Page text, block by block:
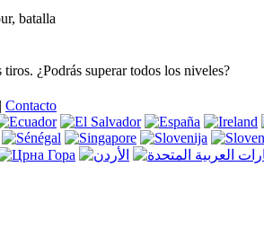
batalla
¿Podrás superar todos los niveles?
| Contacto